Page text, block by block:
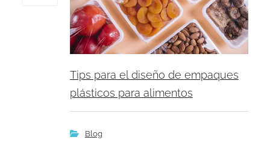
Tips para el diseño de empaques
plásticos para alimentos
Blog